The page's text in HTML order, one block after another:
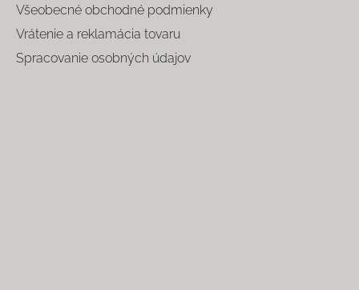
Všeobecné obchodné podmienky
Vrátenie a reklamácia tovaru
Spracovanie osobných údajov